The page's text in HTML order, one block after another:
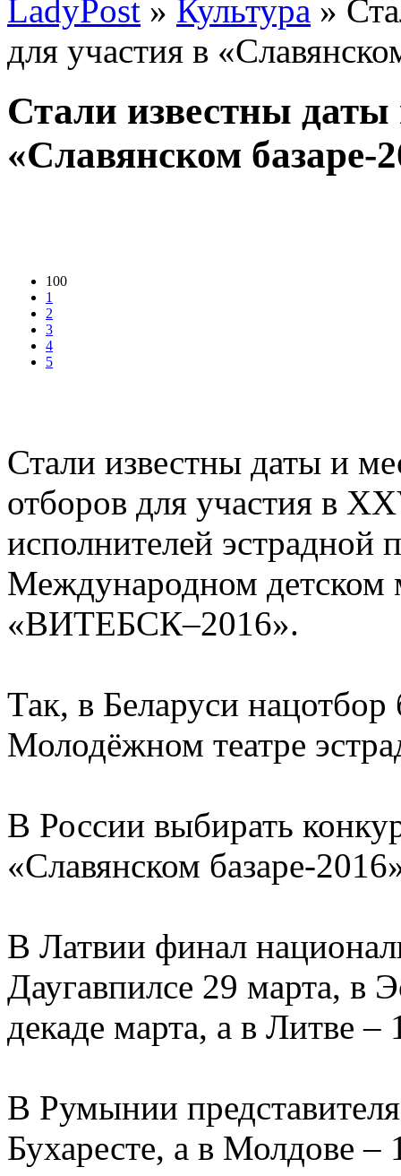
LadyPost » Культура »
для участия в
Стали известны даты
«Славянском базаре-
100
1
2
3
4
5
Стали известны даты и
отборов для участия в
исполнителей
Международном детском
«ВИТЕБСК–2016».
Так, в Беларуси
Молодёжном театре
В России выбирать
«Славянском базаре-
В Латвии финал
Даугавпилсе 29 марта, в
декаде марта, а в Литве
В Румынии
Бухаресте, а в Молдове